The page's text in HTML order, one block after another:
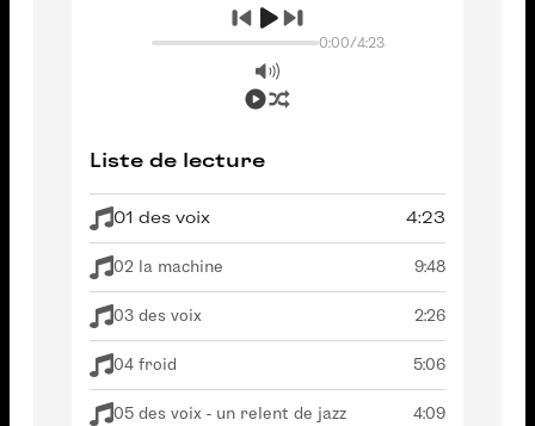
0:00/4:23
Liste de lecture
01 des voix 4:23
02 la machine 9:48
03 des voix 2:26
04 froid 5:06
05 des voix - un relent de jazz 4:09